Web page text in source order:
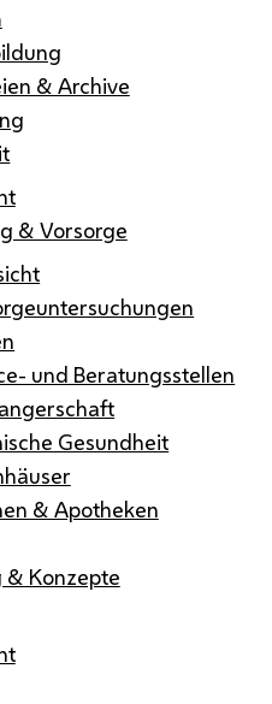
& Archive
& Vorsorge
und Beratungsstellen
Gesundheit
& Apotheken
& Konzepte